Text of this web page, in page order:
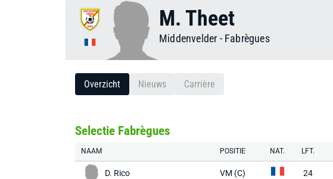
M. Theet
Middenvelder - Fabrègues
Overzicht Nieuws Carrière
Selectie Fabrègues
NAAM POSITIE NAT. LFT.
D. Rico VM (C) 24